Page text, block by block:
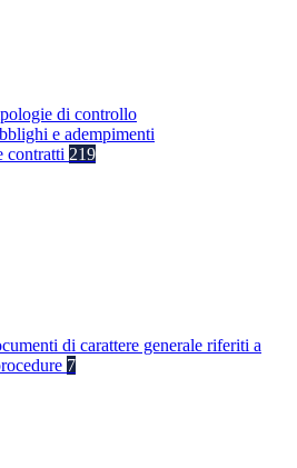
di controllo
e adempimenti
contratti 219
di carattere generale riferiti a
7